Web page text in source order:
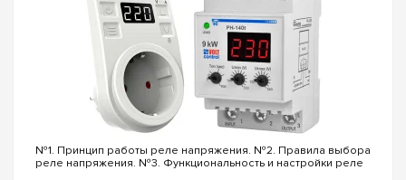
№1. Принцип работы реле напряжения. №2. Правила выбора
реле напряжения. №3. Функциональность и настройки реле